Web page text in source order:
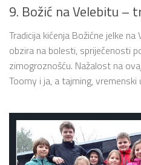
9. Božić na Velebitu –
Tradicija kićenja Božićne jelke
obzira na bolesti, spriječenosti
zimogroznošću. Nažalost na
Toomy i ja, a tajming,